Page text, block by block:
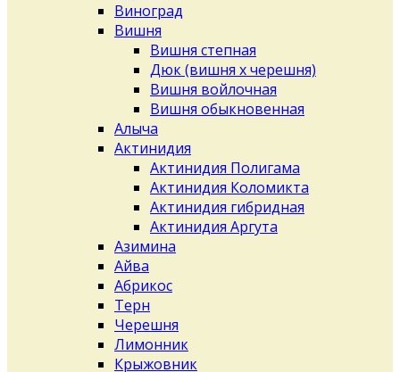
Виноград
Вишня
Вишня степная
Дюк (вишня х черешня)
Вишня войлочная
Вишня обыкновенная
Алыча
Актинидия
Актинидия Полигама
Актинидия Коломикта
Актинидия гибридная
Актинидия Аргута
Азимина
Айва
Абрикос
Терн
Черешня
Лимонник
Крыжовник